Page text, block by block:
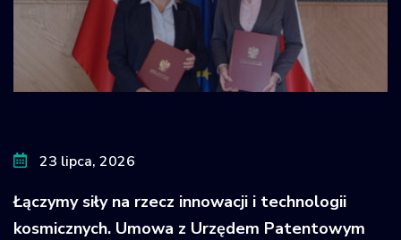
23 lipca, 2026
Łączymy siły na rzecz innowacji i technologii
kosmicznych. Umowa z Urzędem Patentowym